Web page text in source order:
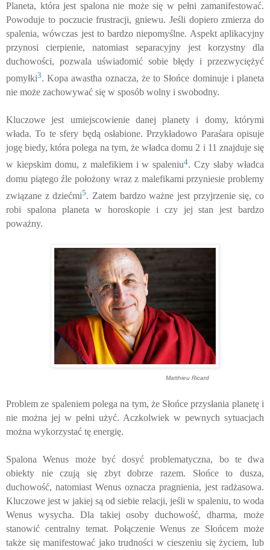
Planeta, która jest spalona nie może się w pełni zamanifestować.
Powoduje to poczucie frustracji, gniewu. Jeśli dopiero zmierza do
spalenia, wówczas jest to bardzo niepomyślne. Aspekt aplikacyjny
przynosi cierpienie, natomiast separacyjny jest korzystny dla
duchowości, pozwala uświadomić sobie błędy i przezwyciężyć
pomyłki3. Kopa awastha oznacza, że to Słońce dominuje i planeta
nie może zachowywać się w sposób wolny i swobodny.
Kluczowe jest umiejscowienie danej planety i domy, którymi
włada. To te sfery będą osłabione. Przykładowo Paraśara opisuje
jogę biedy, która polega na tym, że władca domu 2 i 11 znajduje się
w kiepskim domu, z malefikiem i w spaleniu4. Czy słaby władca
domu piątego źle położony wraz z malefikami przyniesie problemy
związane z dziećmi5. Zatem bardzo ważne jest przyjrzenie się, co
robi spalona planeta w horoskopie i czy jej stan jest bardzo
poważny.
Matthieu Ricard
Problem ze spaleniem polega na tym, że Słońce przysłania planetę i
nie można jej w pełni użyć. Aczkolwiek w pewnych sytuacjach
można wykorzystać tę energię.
Spalona Wenus może być dosyć problematyczna, bo te dwa
obiekty nie czują się zbyt dobrze razem. Słońce to dusza,
duchowość, natomiast Wenus oznacza pragnienia, jest radżasowa.
Kluczowe jest w jakiej są od siebie relacji, jeśli w spaleniu, to woda
Wenus wysycha. Dla takiej osoby duchowość, dharma, może
stanowić centralny temat. Połączenie Wenus ze Słońcem może
także się manifestować jako trudności w cieszeniu się życiem, lub